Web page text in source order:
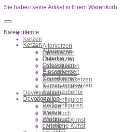
Sie haben keine Artikel in Ihrem Warenkorb.
Home
Kerzen
Altarkerzen
Opferkerzen
Osterkerzen
Einsatzkerzen
Dauerkerzen
Kommunionkerzen
Kerzenzubehör
Devotionalien
Heiligenfiguren
Kreuze
Weihrauch
christliche Kunst
Leuchter
Kategorien
Kerzen
Altarkerzen
Opferkerzen
Osterkerzen
Einsatzkerzen
Dauerkerzen
Kommunionkerzen
Kerzenzubehör
Devotionalien
Heiligenfiguren
Kreuze
Weihrauch
christliche Kunst